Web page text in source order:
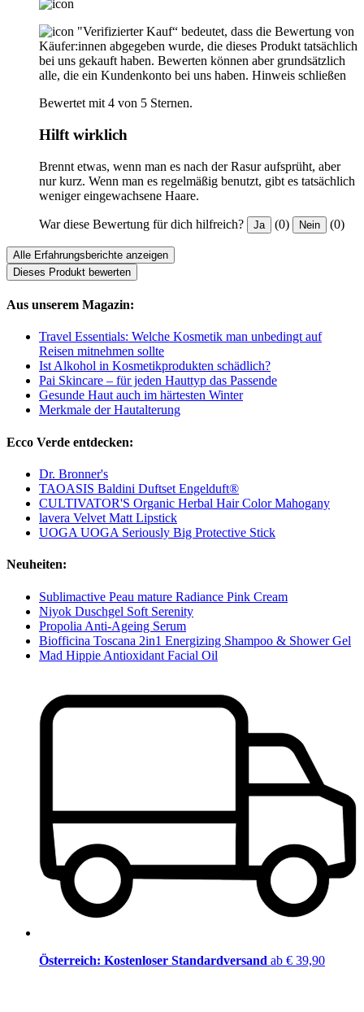
"Verifizierter Kauf“ bedeutet, dass die Bewertung von
Käufer:innen abgegeben wurde, die dieses Produkt tatsächlich
bei uns gekauft haben. Bewerten können aber grundsätzlich
alle, die ein Kundenkonto bei uns haben. Hinweis schließen
Bewertet mit 4 von 5 Sternen.
Hilft wirklich
Brennt etwas, wenn man es nach der Rasur aufsprüht, aber
nur kurz. Wenn man es regelmäßig benutzt, gibt es tatsächlich
weniger eingewachsene Haare.
War diese Bewertung für dich hilfreich? Ja (0) Nein (0)
Alle Erfahrungsberichte anzeigen
Dieses Produkt bewerten
Aus unserem Magazin:
Travel Essentials: Welche Kosmetik man unbedingt auf
Reisen mitnehmen sollte
Ist Alkohol in Kosmetikprodukten schädlich?
Pai Skincare – für jeden Hauttyp das Passende
Gesunde Haut auch im härtesten Winter
Merkmale der Hautalterung
Ecco Verde entdecken:
Dr. Bronner's
TAOASIS Baldini Duftset Engelduft®
CULTIVATOR'S Organic Herbal Hair Color Mahogany
lavera Velvet Matt Lipstick
UOGA UOGA Seriously Big Protective Stick
Neuheiten:
Sublimactive Peau mature Radiance Pink Cream
Niyok Duschgel Soft Serenity
Propolia Anti-Ageing Serum
Biofficina Toscana 2in1 Energizing Shampoo & Shower Gel
Mad Hippie Antioxidant Facial Oil
Österreich: Kostenloser Standardversand ab € 39,90